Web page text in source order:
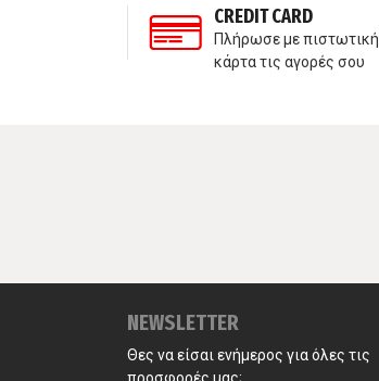
CREDIT CARD
Πλήρωσε με πιστωτική
κάρτα τις αγορές σου
NEWSLETTER
Θες να είσαι ενήμερος για όλες τις